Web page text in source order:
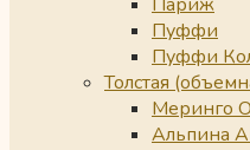
Пуффи
Пуффи
Толстая
Меринго
Альпина